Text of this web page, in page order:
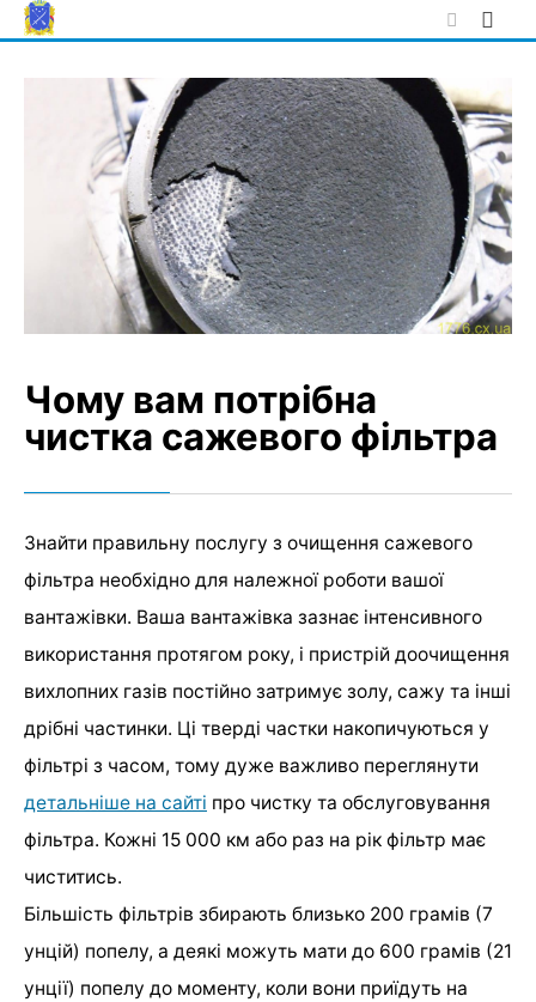
Skip
to
Чому вам потрібна
чистка сажевого фільтра
Знайти правильну послугу з очищення сажевого
фільтра необхідно для належної роботи вашої
вантажівки. Ваша вантажівка зазнає інтенсивного
використання протягом року, і пристрій доочищення
вихлопних газів постійно затримує золу, сажу та інші
дрібні частинки. Ці тверді частки накопичуються у
фільтрі з часом, тому дуже важливо переглянути
детальніше на сайті про чистку та обслуговування
фільтра. Кожні 15 000 км або раз на рік фільтр має
чиститись.
Більшість фільтрів збирають близько 200 грамів (7
унцій) попелу, а деякі можуть мати до 600 грамів (21
унції) попелу до моменту, коли вони приїдуть на